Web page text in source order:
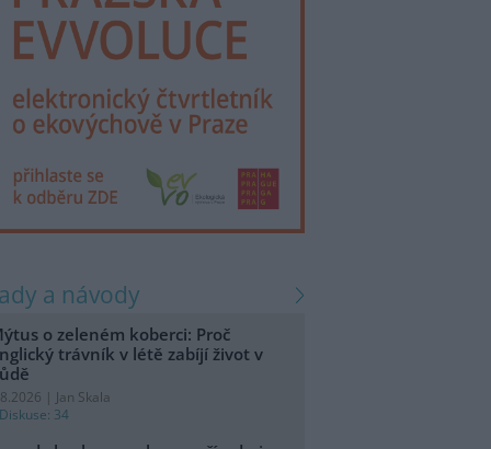
a návody
o zeleném koberci: Proč
trávník v létě zabíjí život v
| Jan Skala
Diskuse: 34